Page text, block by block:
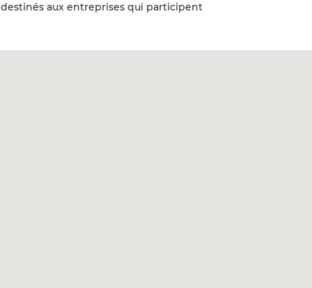
destinés aux entreprises qui participent